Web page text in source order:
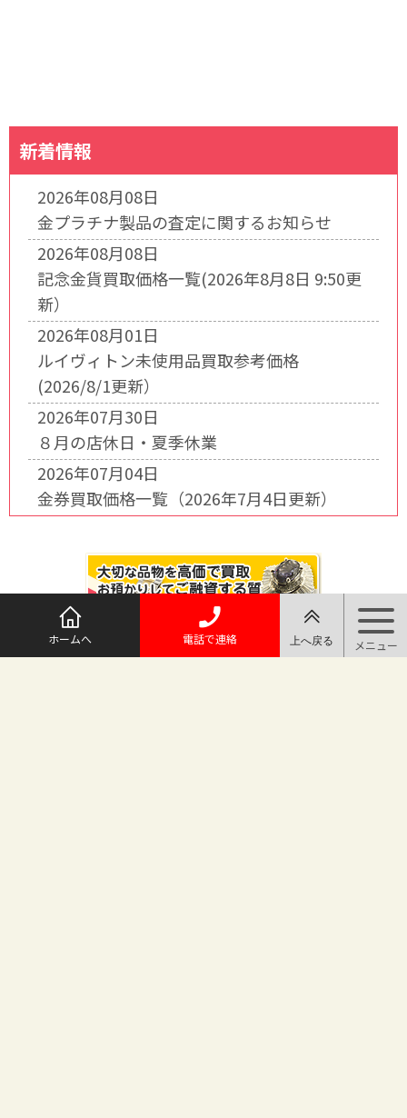
新着情報
2026年08月08日
金プラチナ製品の査定に関するお知らせ
2026年08月08日
記念金貨買取価格一覧(2026年8月8日 9:50更
新）
2026年08月01日
ルイヴィトン未使用品買取参考価格
(2026/8/1更新）
2026年07月30日
８月の店休日・夏季休業
2026年07月04日
金券買取価格一覧（2026年7月4日更新）
ホームへ 電話で連絡